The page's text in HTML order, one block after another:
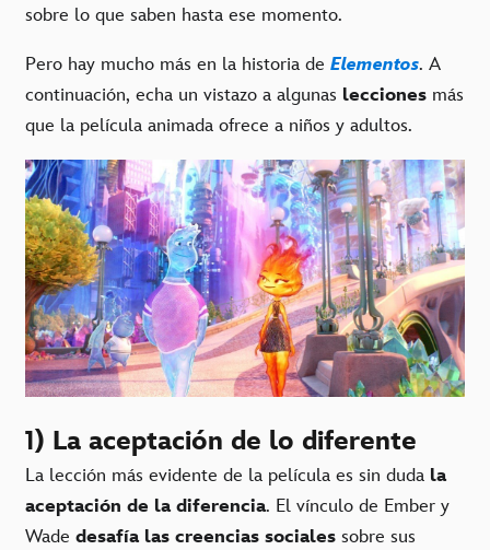
sobre lo que saben hasta ese momento.
Pero hay mucho más en la historia de Elementos. A
continuación, echa un vistazo a algunas lecciones más
que la película animada ofrece a niños y adultos.
1) La aceptación de lo diferente
La lección más evidente de la película es sin duda la
aceptación de la diferencia. El vínculo de Ember y
Wade desafía las creencias sociales sobre sus